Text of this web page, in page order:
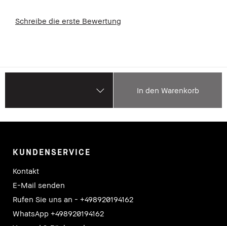
Schreibe die erste Bewertung
In den Warenkorb
KUNDENSERVICE
Kontakt
E-Mail senden
Rufen Sie uns an - +498920194162
WhatsApp +498920194162